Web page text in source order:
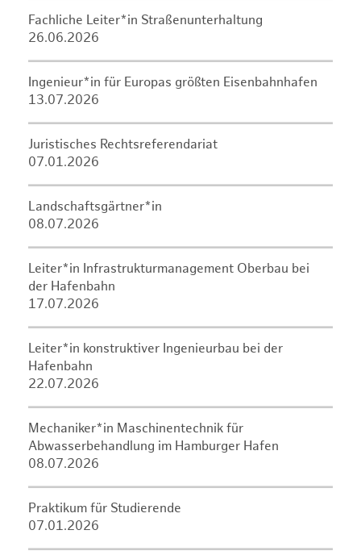
Fachliche Leiter*in Straßenunterhaltung
26.06.2026
Ingenieur*in für Europas größten Eisenbahnhafen
13.07.2026
Juristisches Rechtsreferendariat
07.01.2026
Landschaftsgärtner*in
08.07.2026
Leiter*in Infrastrukturmanagement Oberbau bei
der Hafenbahn
17.07.2026
Leiter*in konstruktiver Ingenieurbau bei der
Hafenbahn
22.07.2026
Mechaniker*in Maschinentechnik für
Abwasserbehandlung im Hamburger Hafen
08.07.2026
Praktikum für Studierende
07.01.2026